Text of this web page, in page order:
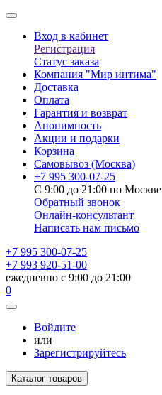
Вход в кабинет
Регистрация
Статус заказа
Компания "Мир интима"
Доставка
Оплата
Гарантия и возврат
Анонимность
Акции и подарки
Корзина
Самовывоз (Москва)
+7 995 300-07-25
С 9:00 до 21:00 по Москве
Обратный звонок
Онлайн-консультант
Написать нам письмо
+7 995 300-07-25
+7 993 920-51-00
ежедневно с 9:00 до 21:00
0
Войдите
или
Зарегистрируйтесь
Каталог товаров